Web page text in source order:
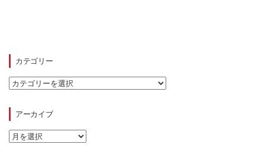
カテゴリー
カ
テ
ー
アーカイブ
ア
ー